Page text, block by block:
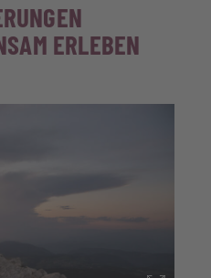
ERLEBEN